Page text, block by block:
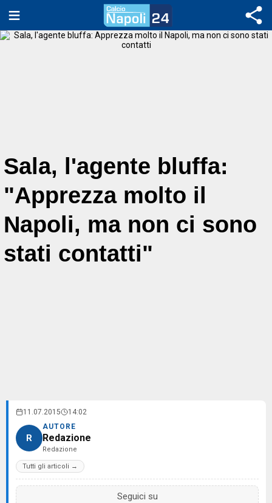
Sala, l'agente bluffa:
"Apprezza molto il
Napoli, ma non ci sono
stati contatti"
11.07.2015 14:02
R
AUTORE
Redazione
Redazione
Tutti gli articoli →
Seguici su